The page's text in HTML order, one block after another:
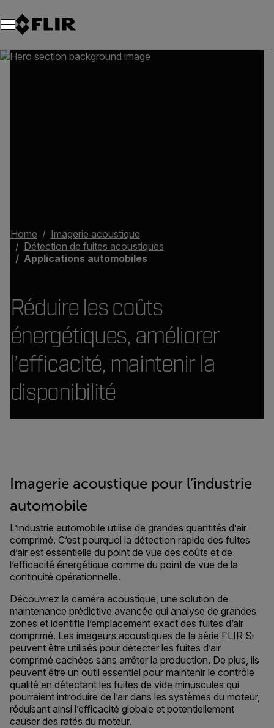
Unread messages
Modèle
Supprimer
articles
article
Ajouter au panier
Ajouté au panier
Home
Imagerie acoustique
Détection de fuites acoustiques
Applications automobiles
Réduire les coûts
énergétiques, améliorer
l’efficacité, maintenir la
disponibilité
Imagerie acoustique pour l’industrie
automobile
L’industrie automobile utilise de grandes quantités d’air
comprimé. C‘est pourquoi la détection rapide des fuites
d’air est essentielle du point de vue des coûts et de
l’efficacité énergétique comme du point de vue de la
continuité opérationnelle.
Découvrez la caméra acoustique, une solution de
maintenance prédictive avancée qui analyse de grandes
zones et identifie l’emplacement exact des fuites d’air
comprimé. Les imageurs acoustiques de la série FLIR Si
peuvent être utilisés pour détecter les fuites d’air
comprimé cachées sans arrêter la production. De plus, ils
peuvent être un outil essentiel pour maintenir le contrôle
qualité en détectant les fuites de vide minuscules qui
pourraient introduire de l’air dans les systèmes du moteur,
réduisant ainsi l’efficacité globale et potentiellement
causer des ratés du moteur.